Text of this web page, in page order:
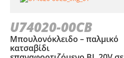
U74020-00CB
Μπουλονόκλειδο – παλμικό
κατσαβίδι